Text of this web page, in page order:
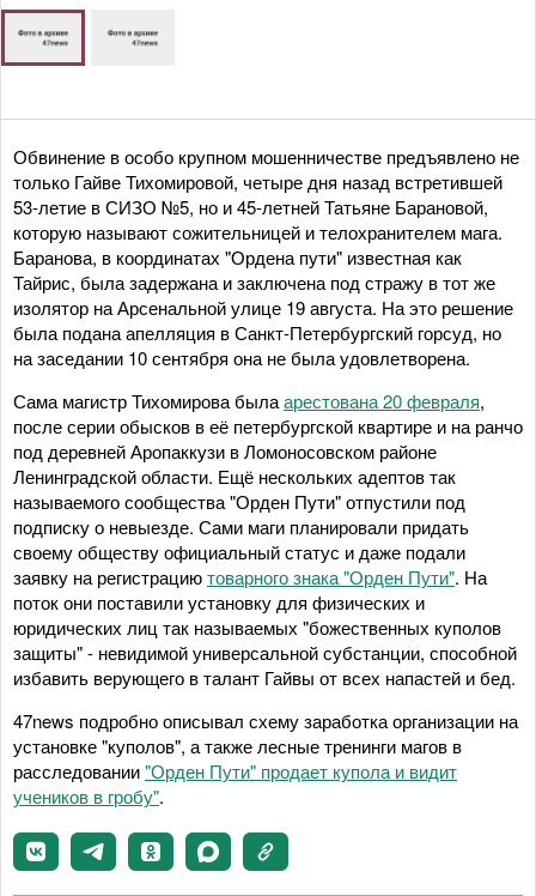
Обвинение в особо крупном мошенничестве предъявлено не
только Гайве Тихомировой, четыре дня назад встретившей
53-летие в СИЗО №5, но и 45-летней Татьяне Барановой,
которую называют сожительницей и телохранителем мага.
Баранова, в координатах "Ордена пути" известная как
Тайрис, была задержана и заключена под стражу в тот же
изолятор на Арсенальной улице 19 августа. На это решение
была подана апелляция в Санкт-Петербургский горсуд, но
на заседании 10 сентября она не была удовлетворена.
Сама магистр Тихомирова былаарестована 20 февраля,
после серии обысков в её петербургской квартире и на ранчо
под деревней Аропаккузи в Ломоносовском районе
Ленинградской области. Ещё нескольких адептов так
называемого сообщества "Орден Пути" отпустили под
подписку о невыезде. Сами маги планировали придать
своему обществу официальный статус и даже подали
заявку на регистрациютоварного знака "Орден Пути". На
поток они поставили установку для физических и
юридических лиц так называемых "божественных куполов
защиты" - невидимой универсальной субстанции, способной
избавить верующего в талант Гайвы от всех напастей и бед.
47news подробно описывал схему заработка организации на
установке "куполов", а также лесные тренинги магов в
расследовании"Орден Пути" продает купола и видит
учеников в гробу".